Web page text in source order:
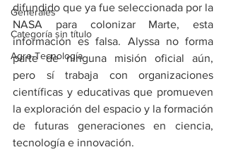
Generales
Categoría sin título
Agro-Tecnología
difundido que ya fue seleccionada por la
NASA para colonizar Marte, esta
información es falsa. Alyssa no forma
parte de ninguna misión oficial aún,
pero sí trabaja con organizaciones
científicas y educativas que promueven
la exploración del espacio y la formación
de futuras generaciones en ciencia,
tecnología e innovación.